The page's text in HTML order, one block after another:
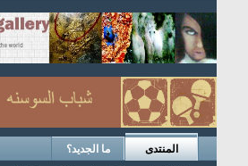
المنتدى ما الجديد؟